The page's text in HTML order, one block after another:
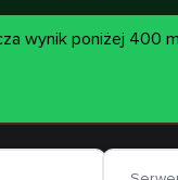
wynik poniżej 400